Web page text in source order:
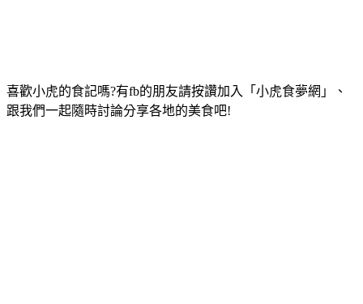
喜歡小虎的食記嗎?有fb的朋友請按讚加入「小虎食夢網」、
跟我們一起隨時討論分享各地的美食吧!